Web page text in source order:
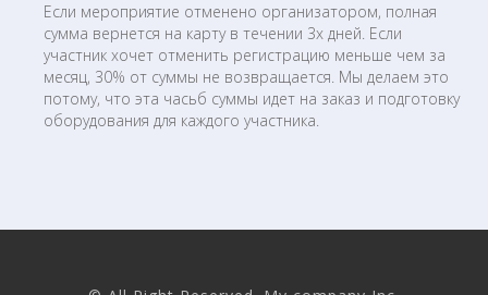
Если мероприятие отменено организатором, полная
сумма вернется на карту в течении 3х дней. Если
участник хочет отменить регистрацию меньше чем за
месяц, 30% от суммы не возвращается. Мы делаем это
потому, что эта часьб суммы идет на заказ и подготовку
оборудования для каждого участника.